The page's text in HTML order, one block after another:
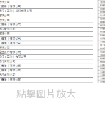
點擊圖片放大